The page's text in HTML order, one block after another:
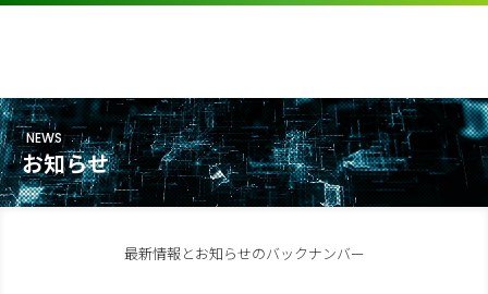
NEWS
お知らせ
最新情報とお知らせのバックナンバー